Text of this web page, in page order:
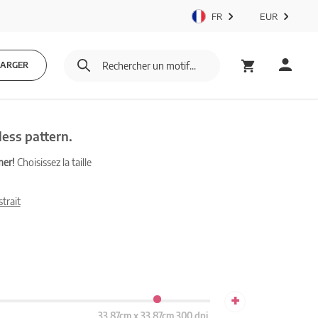
FR EUR
pattern.
Choisissez la taille
+